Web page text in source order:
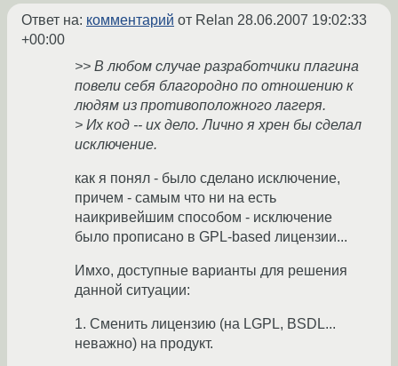
Ответ на: комментарий от Relan 28.06.2007 19:02:33
+00:00
>> В любом случае разработчики плагина
повели себя благородно по отношению к
людям из противоположного лагеря.
> Их код -- их дело. Лично я хрен бы сделал
исключение.
как я понял - было сделано исключение,
причем - самым что ни на есть
наикривейшим способом - исключение
было прописано в GPL-based лицензии...
Имхо, доступные варианты для решения
данной ситуации:
1. Сменить лицензию (на LGPL, BSDL...
неважно) на продукт.